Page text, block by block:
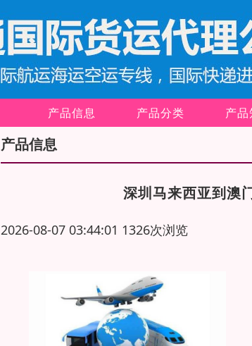
产品信息 产品分类 产品
产品信息
深圳马来西亚到澳
2026-08-07 03:44:01 1326次浏览